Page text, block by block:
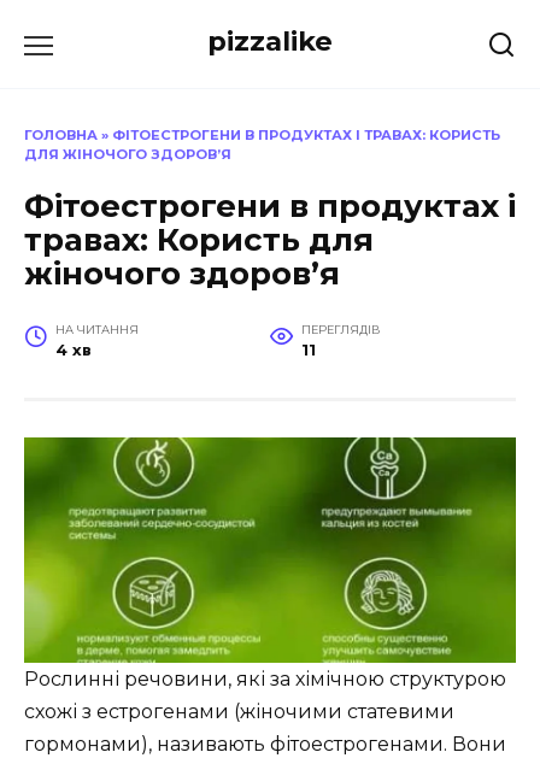
до
pizzalike
ГОЛОВНА » ФІТОЕСТРОГЕНИ В ПРОДУКТАХ І ТРАВАХ: КОРИСТЬ
ДЛЯ ЖІНОЧОГО ЗДОРОВ’Я
Фітоестрогени в продуктах і
травах: Користь для
жіночого здоров’я
НА ЧИТАННЯ
4 хв
ПЕРЕГЛЯДІВ
11
Рослинні речовини, які за хімічною структурою
схожі з естрогенами (жіночими статевими
гормонами), називають фітоестрогенами. Вони